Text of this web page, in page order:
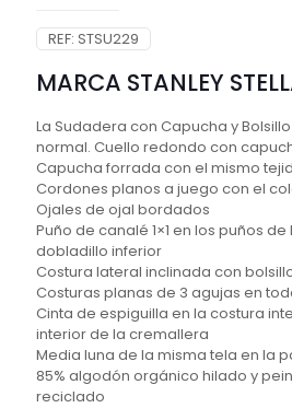
REF: STSU229
MARCA STANLEY
La Sudadera con Capucha y
normal. Cuello redondo con
Capucha forrada con el mismo
Cordones planos a juego con el
Ojales de ojal bordados
Puño de canalé 1×1 en los puños
dobladillo inferior
Costura lateral inclinada con
Costuras planas de 3 agujas en
Cinta de espiguilla en la costura
interior de la cremallera
Media luna de la misma tela en la
85% algodón orgánico hilado y
reciclado